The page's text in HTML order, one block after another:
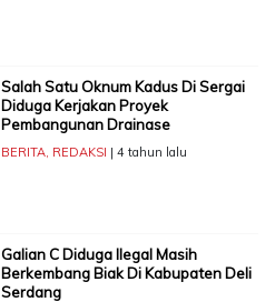
Salah Satu Oknum Kadus Di Sergai
Diduga Kerjakan Proyek
Pembangunan Drainase
BERITA, REDAKSI | 4 tahun lalu
Galian C Diduga Ilegal Masih
Berkembang Biak Di Kabupaten Deli
Serdang